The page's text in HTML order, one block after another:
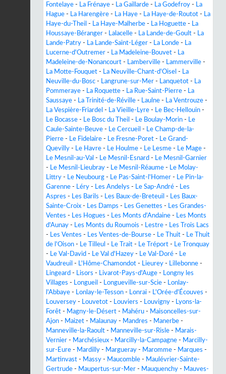
Fontelaye - La Frénaye - La Gaillarde - La Godefroy - La
Hague - La Harengère - La Haye - La Haye-de-Routot - La
Haye-du-Theil - La Haye-Malherbe - La Hoguette - La
Houssaye-Béranger - Lalacelle - La Lande-de-Goult - La
Lande-Patry - La Lande-Saint-Léger - La Londe - La
Lucerne-d'Outremer - La Madeleine-Bouvet - La
Madeleine-de-Nonancourt - Lamberville - Lammerville -
La Motte-Fouquet - La Neuville-Chant-d'Oisel - La
Neuville-du-Bosc - Langrune-sur-Mer - Lanquetot - La
Pommeraye - La Roquette - La Rue-Saint-Pierre - La
Saussaye - La Trinité-de-Réville - Laulne - La Ventrouze -
La Vespière-Friardel - La Vieille-Lyre - Le Bec-Hellouin -
Le Bocasse - Le Bosc du Theil - Le Boulay-Morin - Le
Caule-Sainte-Beuve - Le Cercueil - Le Champ-de-la-
Pierre - Le Fidelaire - Le Fresne-Poret - Le Grand-
Quevilly - Le Havre - Le Houlme - Le Lesme - Le Mage -
Le Mesnil-au-Val - Le Mesnil-Esnard - Le Mesnil-Garnier
- Le Mesnil-Lieubray - Le Mesnil-Réaume - Le Molay-
Littry - Le Neubourg - Le Pas-Saint-l'Homer - Le Pin-la-
Garenne - Léry - Les Andelys - Le Sap-André - Les
Aspres - Les Barils - Les Baux-de-Breteuil - Les Baux-
Sainte-Croix - Les Damps - Les Genettes - Les Grandes-
Ventes - Les Hogues - Les Monts d'Andaine - Les Monts
d'Aunay - Les Monts du Roumois - Lestre - Les Trois Lacs
- Les Ventes - Les Ventes-de-Bourse - Le Thuit - Le Thuit
de l'Oison - Le Tilleul - Le Trait - Le Tréport - Le Tronquay
- Le Val-David - Le Val d'Hazey - Le Val-Doré - Le
Vaudreuil - L'Hôme-Chamondot - Lieurey - Lillebonne -
Lingeard - Lisors - Livarot-Pays-d'Auge - Longny les
Villages - Longueil - Longueville-sur-Scie - Lonlay-
l'Abbaye - Lonlay-le-Tesson - Lonrai - L'Orée-d'Écouves -
Louversey - Louvetot - Louviers - Louvigny - Lyons-la-
Forêt - Magny-le-Désert - Mahéru - Maisoncelles-sur-
Ajon - Maizet - Malaunay - Mandres - Manerbe -
Manneville-la-Raoult - Manneville-sur-Risle - Marais-
Vernier - Marchésieux - Marcilly-la-Campagne - Marcilly-
sur-Eure - Mardilly - Margueray - Maromme - Marques -
Martinvast - Massy - Maucomble - Maulévrier-Sainte-
Gertrude - Maupertus-sur-Mer - Mauquenchy - Mauves-